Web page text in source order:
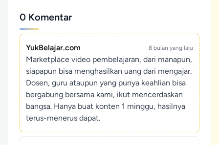
0 Komentar
YukBelajar.com 8 bulan yang lalu
Marketplace video pembelajaran, dari manapun,
siapapun bisa menghasilkan uang dari mengajar.
Dosen, guru ataupun yang punya keahlian bisa
bergabung bersama kami, ikut mencerdaskan
bangsa. Hanya buat konten 1 minggu, hasilnya
terus-menerus dapat.